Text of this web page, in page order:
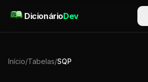
DicionárioDev
Início/Tabelas/SQP